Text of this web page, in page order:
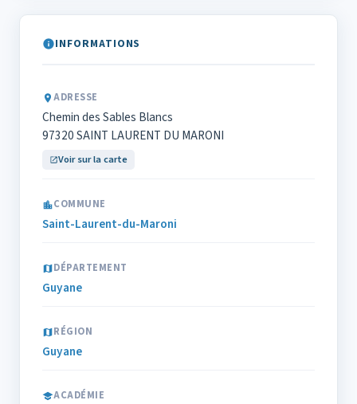
INFORMATIONS
ADRESSE
Chemin des Sables Blancs
97320 SAINT LAURENT DU MARONI
Voir sur la carte
COMMUNE
Saint-Laurent-du-Maroni
DÉPARTEMENT
Guyane
RÉGION
Guyane
ACADÉMIE